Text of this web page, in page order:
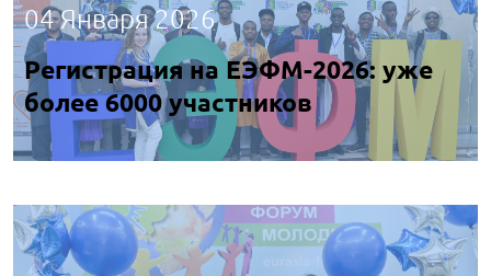
04 Января 2026
Регистрация на ЕЭФМ-2026: уже
более 6000 участников